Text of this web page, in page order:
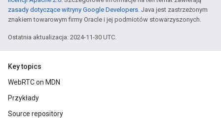
zasady dotyczące witryny Google Developers. Java jest zastrzeżonym
znakiem towarowym firmy Oracle i jej podmiotów stowarzyszonych.
Ostatnia aktualizacja: 2024-11-30 UTC.
Key topics
WebRTC on MDN
Przykłady
Source repository